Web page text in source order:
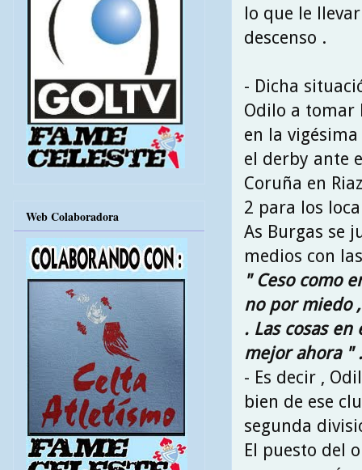
lo que le
descenso .
- Dicha
Odilo a tomar
en la
el derby ante
Coruña en
2 para los
As Burgas se
medios con
" Ceso como
no por miedo
. Las cosas
mejor ahora "
- Es decir ,
bien de ese
segunda
El puesto del
Web Colaboradora